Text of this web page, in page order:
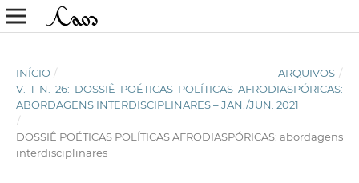
INÍCIO / ARQUIVOS /
V. 1 N. 26: DOSSIÊ POÉTICAS POLÍTICAS AFRODIASPÓRICAS:
ABORDAGENS INTERDISCIPLINARES – JAN./JUN. 2021
/
DOSSIÊ POÉTICAS POLÍTICAS AFRODIASPÓRICAS: abordagens
interdisciplinares